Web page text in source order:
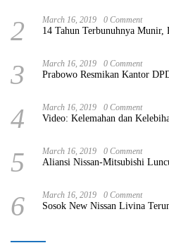
2 March 16, 2019 0 Comment
14 Tahun Terbunuhnya
3 March 16, 2019 0 Comment
Prabowo Resmikan Kantor
4 March 16, 2019 0 Comment
Video: Kelemahan dan
5 March 16, 2019 0 Comment
Aliansi Nissan-Mitsubishi
6 March 16, 2019 0 Comment
Sosok New Nissan Livina